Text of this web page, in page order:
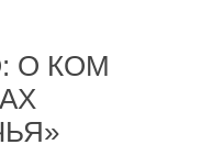
О КОМ